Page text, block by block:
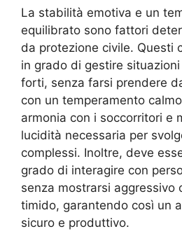
La stabilità emotiva e un
equilibrato sono fattori
da protezione civile. Questi
in grado di gestire
forti, senza farsi prendere
con un temperamento
armonia con i soccorritori e
lucidità necessaria per
complessi. Inoltre, deve
grado di interagire con
senza mostrarsi aggressivo
timido, garantendo così un
sicuro e produttivo.